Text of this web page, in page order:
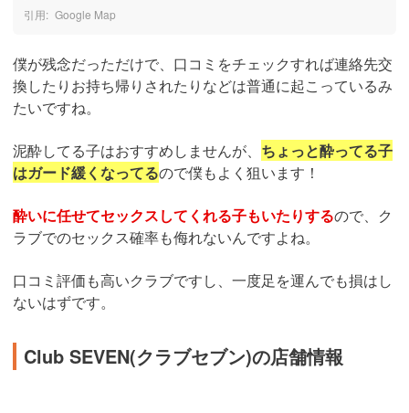
Google Map
僕が残念だっただけで、口コミをチェックすれば連絡先交
換したりお持ち帰りされたりなどは普通に起こっているみ
たいですね。
泥酔してる子はおすすめしませんが、 ちょっと酔ってる子
はガード緩くなってるので僕もよく狙います！
酔いに任せてセックスしてくれる子もいたりするので、ク
ラブでのセックス確率も侮れないんですよね。
口コミ評価も高いクラブですし、一度足を運んでも損はし
ないはずです。
Club SEVEN(クラブセブン)の店舗情報